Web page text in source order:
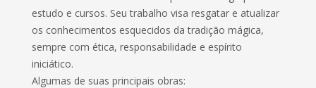
estudo e cursos. Seu trabalho visa resgatar e atualizar
os conhecimentos esquecidos da tradição mágica,
sempre com ética, responsabilidade e espírito
iniciático.
Algumas de suas principais obras: